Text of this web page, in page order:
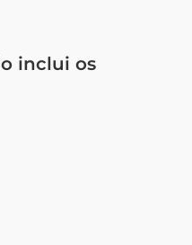
inclui os